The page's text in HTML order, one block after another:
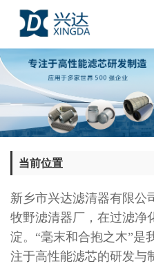
当前位置
新乡市兴达滤清器有限公
牧野滤清器厂，在过滤净
淀。“毫末和合抱之木”是
注于高性能滤芯的研发与